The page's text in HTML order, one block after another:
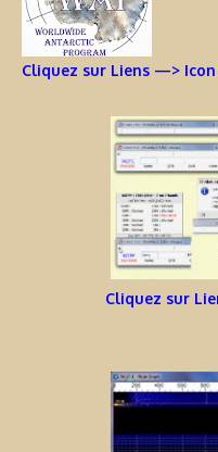
Cliquez sur Liens —> Icon
Cliquez sur